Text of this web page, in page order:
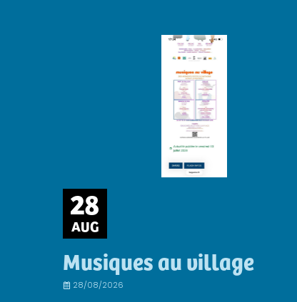
28
AUG
Musiques au village
28/08/2026